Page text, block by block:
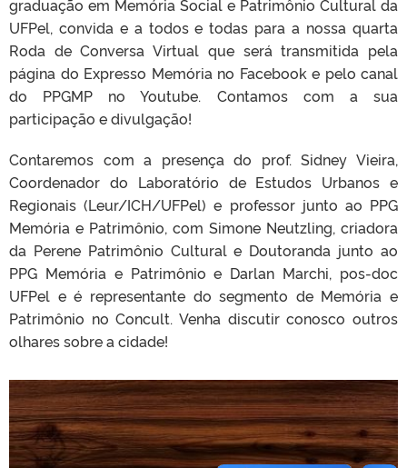
graduação em Memória Social e Patrimônio Cultural da
UFPel, convida e a todos e todas para a nossa quarta
Roda de Conversa Virtual que será transmitida pela
página do Expresso Memória no Facebook e pelo canal
do PPGMP no Youtube. Contamos com a sua
participação e divulgação!
Contaremos com a presença do prof. Sidney Vieira,
Coordenador do Laboratório de Estudos Urbanos e
Regionais (Leur/ICH/UFPel) e professor junto ao PPG
Memória e Patrimônio, com Simone Neutzling, criadora
da Perene Patrimônio Cultural e Doutoranda junto ao
PPG Memória e Patrimônio e Darlan Marchi, pos-doc
UFPel e é representante do segmento de Memória e
Patrimônio no Concult. Venha discutir conosco outros
olhares sobre a cidade!